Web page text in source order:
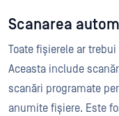
Scanarea
Toate fișierele ar
Aceasta include
scanări programate
anumite fișiere. Este